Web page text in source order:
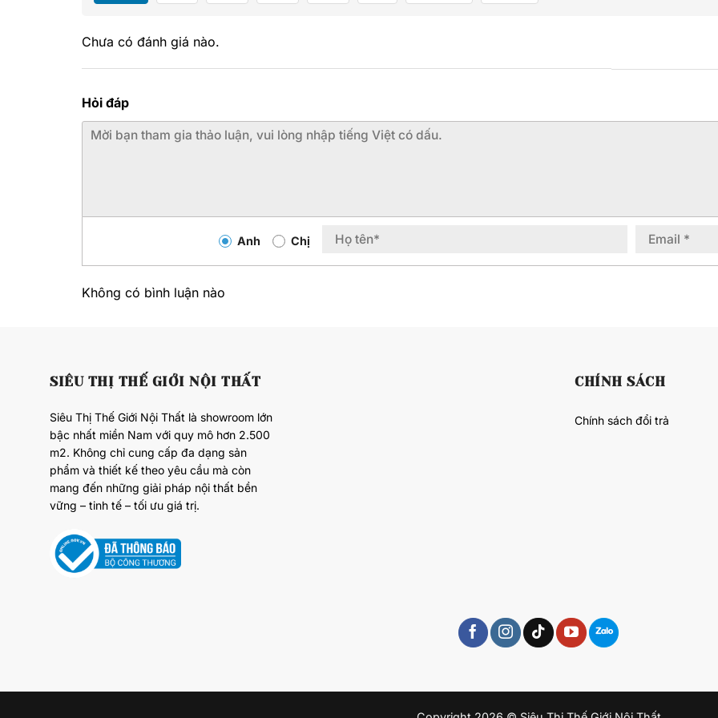
Chưa có đánh giá nào.
Hỏi đáp
Anh Chị
Không có bình luận nào
SIÊU THỊ THẾ GIỚI NỘI THẤT
Siêu Thị Thế Giới Nội Thất là showroom lớn
bậc nhất miền Nam với quy mô hơn 2.500
m2. Không chỉ cung cấp đa dạng sản
phẩm và thiết kế theo yêu cầu mà còn
mang đến những giải pháp nội thất bền
vững – tinh tế – tối ưu giá trị.
CHÍNH SÁCH
Chính sách đổi trả